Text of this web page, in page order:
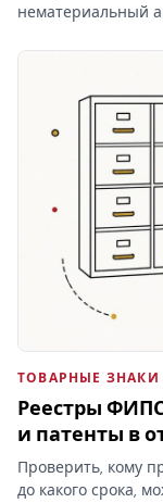
нематериальный
при отказе
ТОВАРНЫЕ ЗНАКИ
Реестры
и патенты в
Проверить, кому
до какого срока,